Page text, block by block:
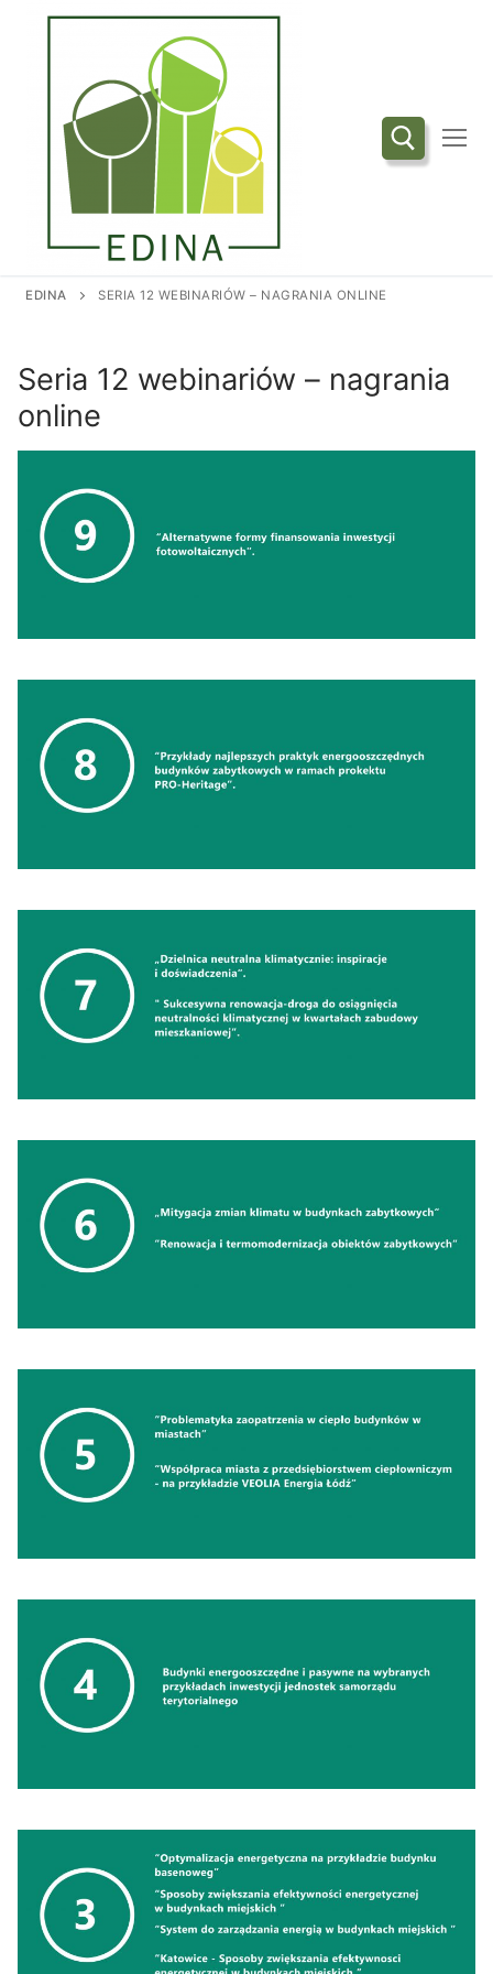
Przejdź
Szukaj:
EDINA SERIA 12 WEBINARIÓW – NAGRANIA ONLINE
Seria 12 webinariów – nagrania
online